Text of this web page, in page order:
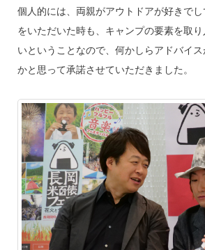
個人的には、両親がアウトドアが好きで
をいただいた時も、キャンプの要素を取
いということなので、何かしらアドバイ
かと思って承諾させていただきました。